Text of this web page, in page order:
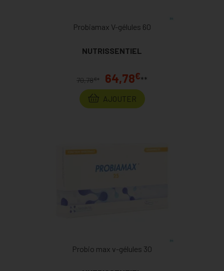
Probiamax V-gélules 60
NUTRISSENTIEL
70,78€* 64,78€**
AJOUTER
Probio max v-gélules 30